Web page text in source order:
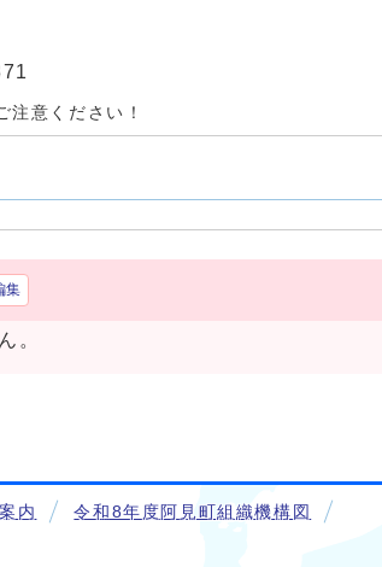
注意ください！
集
。
内 令和8年度阿見町組織機構図